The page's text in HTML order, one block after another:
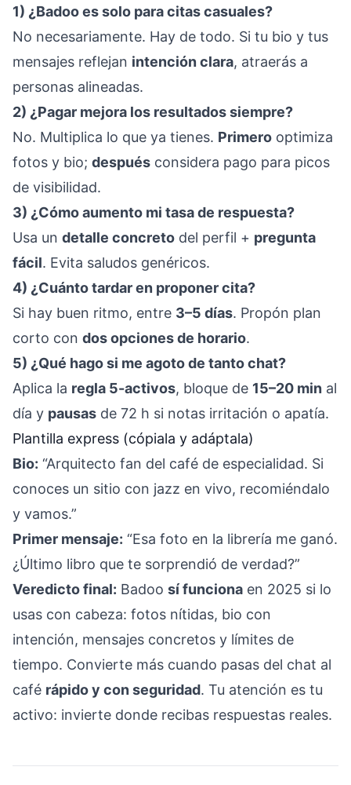
1) ¿Badoo es solo para citas casuales?
No necesariamente. Hay de todo. Si tu bio y tus
mensajes reflejan intención clara, atraerás a
personas alineadas.
2) ¿Pagar mejora los resultados siempre?
No. Multiplica lo que ya tienes. Primero optimiza
fotos y bio; después considera pago para picos
de visibilidad.
3) ¿Cómo aumento mi tasa de respuesta?
Usa un detalle concreto del perfil + pregunta
fácil. Evita saludos genéricos.
4) ¿Cuánto tardar en proponer cita?
Si hay buen ritmo, entre 3–5 días. Propón plan
corto con dos opciones de horario.
5) ¿Qué hago si me agoto de tanto chat?
Aplica la regla 5-activos, bloque de 15–20 min al
día y pausas de 72 h si notas irritación o apatía.
Plantilla express (cópiala y adáptala)
Bio: “Arquitecto fan del café de especialidad. Si
conoces un sitio con jazz en vivo, recomiéndalo
y vamos.”
Primer mensaje: “Esa foto en la librería me ganó.
¿Último libro que te sorprendió de verdad?”
Veredicto final: Badoo sí funciona en 2025 si lo
usas con cabeza: fotos nítidas, bio con
intención, mensajes concretos y límites de
tiempo. Convierte más cuando pasas del chat al
café rápido y con seguridad. Tu atención es tu
activo: invierte donde recibas respuestas reales.